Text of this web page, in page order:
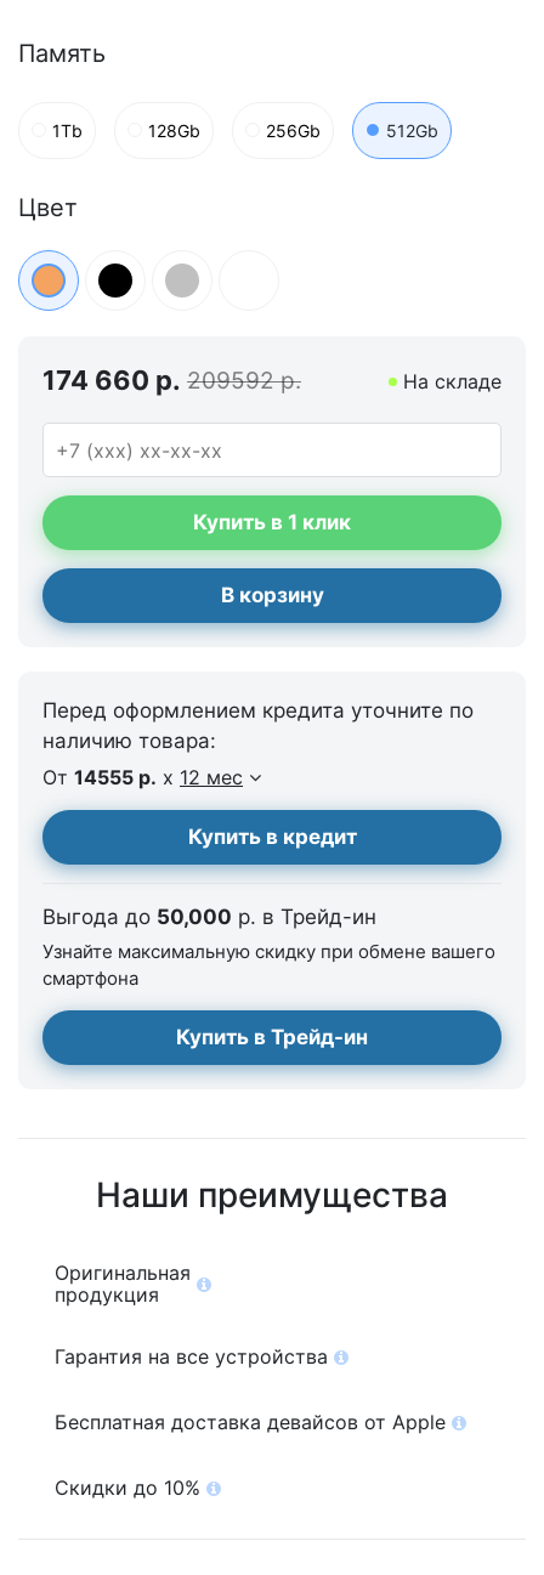
Память
1Tb 128Gb 256Gb 512Gb
Цвет
174 660 р. 209592 р. На складе
Купить в 1 клик
В корзину
Перед оформлением кредита уточните по
наличию товара:
От 14555 р. x 12 мес
Купить в кредит
Выгода до 50,000 р. в Трейд-ин
Узнайте максимальную скидку при обмене вашего
смартфона
Купить в Трейд-ин
Наши преимущества
Оригинальная
продукция
Гарантия на все устройства
Бесплатная доставка девайсов от Apple
Скидки до 10%